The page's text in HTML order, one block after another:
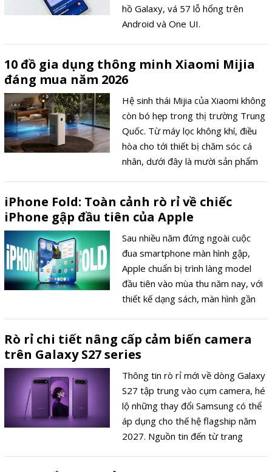
hồ Galaxy, vá 57 lỗ hổng trên
Android và One UI.
10 đồ gia dụng thông minh Xiaomi Mijia
đáng mua năm 2026
Hệ sinh thái Mijia của Xiaomi không
còn bó hẹp trong thị trường Trung
Quốc. Từ máy lọc không khí, điều
hòa cho tới thiết bị chăm sóc cá
nhân, dưới đây là mười sản phẩm
iPhone Fold: Toàn cảnh rò rỉ về chiếc
iPhone gập đầu tiên của Apple
Sau nhiều năm đứng ngoài cuộc
đua smartphone màn hình gập,
Apple chuẩn bị trình làng model
đầu tiên vào mùa thu năm nay, với
thiết kế dạng sách, màn hình gần
https://www.macrumors.com/
fold/
Rò rỉ chi tiết nâng cấp cảm biến camera
trên Galaxy S27 series
Thông tin rò rỉ mới về dòng Galaxy
S27 tập trung vào cụm camera, hé
lộ những thay đổi Samsung có thể
áp dụng cho thế hệ flagship năm
2027. Nguồn tin đến từ trang